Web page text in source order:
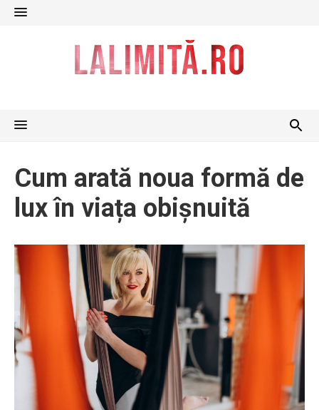
Skip
Cum arată noua formă de
lux în viața obișnuită